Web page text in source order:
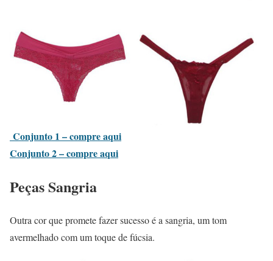
Conjunto 1 – compre aqui
Conjunto 2 – compre aqui
Peças Sangria
Outra cor que promete fazer sucesso é a sangria, um tom
avermelhado com um toque de fúcsia.